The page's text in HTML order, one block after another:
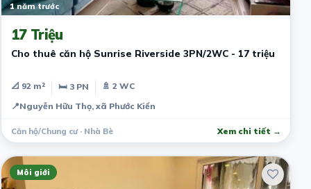
1 năm trước
17 Triệu
Cho thuê căn hộ Sunrise Riverside 3PN/2WC - 17 triệu
📐 92 m² 🛏 3 PN
🚿 2 WC
📍Nguyễn Hữu Thọ, xã Phước Kiển
Căn hộ/Chung cư · Nhà Bè Xem chi tiết →
Môi giới